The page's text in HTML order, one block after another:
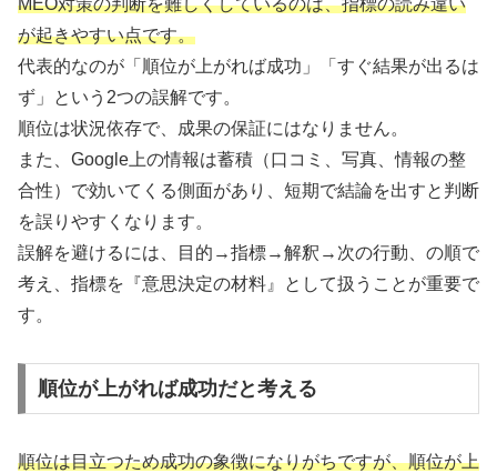
MEO対策の判断を難しくしているのは、指標の読み違い
が起きやすい点です。
代表的なのが「順位が上がれば成功」「すぐ結果が出るは
ず」という2つの誤解です。
順位は状況依存で、成果の保証にはなりません。
また、Google上の情報は蓄積（口コミ、写真、情報の整
合性）で効いてくる側面があり、短期で結論を出すと判断
を誤りやすくなります。
誤解を避けるには、目的→指標→解釈→次の行動、の順で
考え、指標を『意思決定の材料』として扱うことが重要で
す。
順位が上がれば成功だと考える
順位は目立つため成功の象徴になりがちですが、順位が上